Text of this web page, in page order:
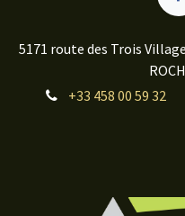
5171 route des Trois
+33 458 00 59 32